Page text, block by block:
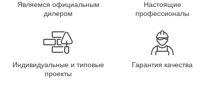
Являемся официальным
дилером
Настоящие
профессионалы
Индивидуальные и типовые
проекты
Гарантия качества